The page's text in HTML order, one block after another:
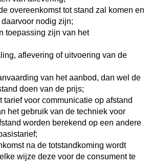
overeenkomst tot stand zal komen en
nodig zijn;
toepassing zijn van het
aflevering of uitvoering van de
van het aanbod, dan wel de
doen van de prijs;
tarief voor communicatie op afstand
het gebruik van de techniek voor
worden berekend op een andere
na de totstandkoming wordt
wijze deze voor de consument te